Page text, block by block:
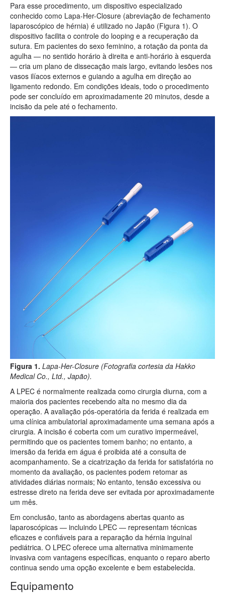
Para esse procedimento, um dispositivo especializado
conhecido como Lapa-Her-Closure (abreviação de fechamento
laparoscópico de hérnia) é utilizado no Japão (Figura 1). O
dispositivo facilita o controle do looping e a recuperação da
sutura. Em pacientes do sexo feminino, a rotação da ponta da
agulha — no sentido horário à direita e anti-horário à esquerda
— cria um plano de dissecação mais largo, evitando lesões nos
vasos ilíacos externos e guiando a agulha em direção ao
ligamento redondo. Em condições ideais, todo o procedimento
pode ser concluído em aproximadamente 20 minutos, desde a
incisão da pele até o fechamento.
Figura 1. Lapa-Her-Closure (Fotografia cortesia da Hakko
Medical Co., Ltd., Japão).
A LPEC é normalmente realizada como cirurgia diurna, com a
maioria dos pacientes recebendo alta no mesmo dia da
operação. A avaliação pós-operatória da ferida é realizada em
uma clínica ambulatorial aproximadamente uma semana após a
cirurgia. A incisão é coberta com um curativo impermeável,
permitindo que os pacientes tomem banho; no entanto, a
imersão da ferida em água é proibida até a consulta de
acompanhamento. Se a cicatrização da ferida for satisfatória no
momento da avaliação, os pacientes podem retomar as
atividades diárias normais; No entanto, tensão excessiva ou
estresse direto na ferida deve ser evitada por aproximadamente
um mês.
Em conclusão, tanto as abordagens abertas quanto as
laparoscópicas — incluindo LPEC — representam técnicas
eficazes e confiáveis para a reparação da hérnia inguinal
pediátrica. O LPEC oferece uma alternativa minimamente
invasiva com vantagens específicas, enquanto o reparo aberto
continua sendo uma opção excelente e bem estabelecida.
Equipamento